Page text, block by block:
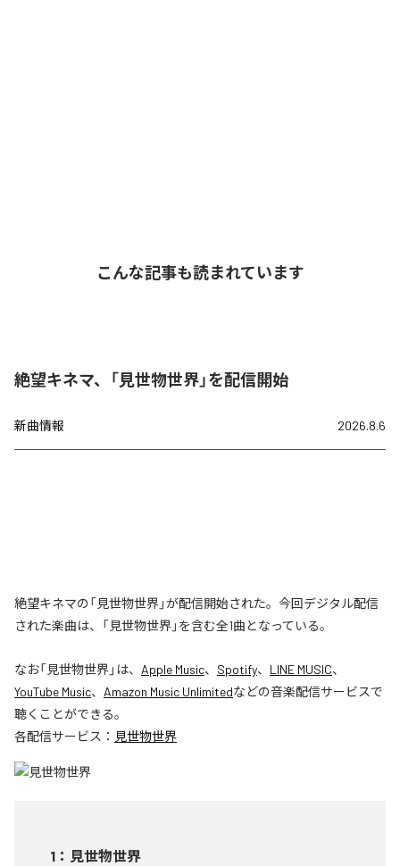
こんな記事も読まれています
絶望キネマ、「見世物世界」を配信開始
新曲情報 2026.8.6
絶望キネマの「見世物世界」が配信開始された。今回デジタル配信
された楽曲は、「見世物世界」を含む全1曲となっている。
なお「見世物世界」は、 Apple Music、 Spotify、 LINE MUSIC、
YouTube Music、 Amazon Music Unlimitedなどの音楽配信サービスで
聴くことができる。
各配信サービス： 見世物世界
1 ： 見世物世界